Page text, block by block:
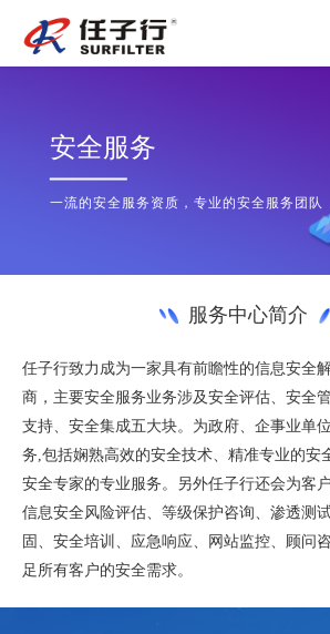
安全服务
一流的安全服务资质，专业的安全服务团队
服务中心简介
任子行致力成为一家具有前瞻性的信息安全
商，主要安全服务业务涉及安全评估、安全
支持、安全集成五大块。为政府、企事业单
务,包括娴熟高效的安全技术、精准专业的安
安全专家的专业服务。另外任子行还会为客
信息安全风险评估、等级保护咨询、渗透测
固、安全培训、应急响应、网站监控、顾问
足所有客户的安全需求。